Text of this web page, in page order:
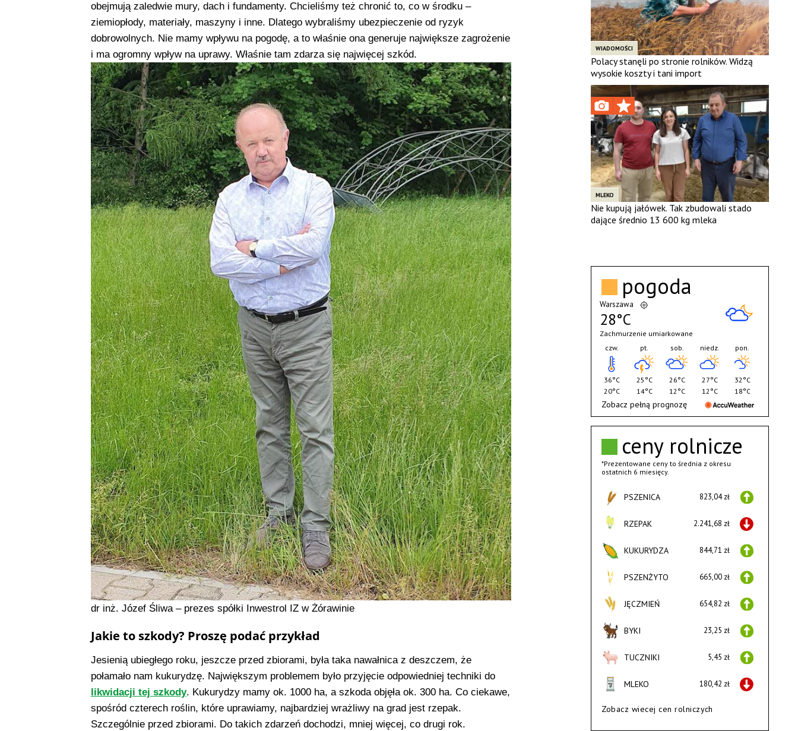
obejmują zaledwie mury, dach i fundamenty. Chcieliśmy też chronić to, co w środku –
ziemiopłody, materiały, maszyny i inne. Dlatego wybraliśmy ubezpieczenie od ryzyk
dobrowolnych. Nie mamy wpływu na pogodę, a to właśnie ona generuje największe zagrożenie
i ma ogromny wpływ na uprawy. Właśnie tam zdarza się najwięcej szkód.
dr inż. Józef Śliwa – prezes spółki Inwestrol IZ w Żórawinie
Jakie to szkody? Proszę podać przykład
Jesienią ubiegłego roku, jeszcze przed zbiorami, była taka nawałnica z deszczem, że
połamało nam kukurydzę. Największym problemem było przyjęcie odpowiedniej techniki do
likwidacji tej szkody. Kukurydzy mamy ok. 1000 ha, a szkoda objęła ok. 300 ha. Co ciekawe,
spośród czterech roślin, które uprawiamy, najbardziej wrażliwy na grad jest rzepak.
Szczególnie przed zbiorami. Do takich zdarzeń dochodzi, mniej więcej, co drugi rok.
WIADOMOŚCI
Polacy stanęli po stronie rolników. Widzą
wysokie koszty i tani import
MLEKO
Nie kupują jałówek. Tak zbudowali stado
dające średnio 13 600 kg mleka
ceny rolnicze
*Prezentowane ceny to średnia z okresu
ostatnich 6 miesięcy.
PSZENICA 823,04 zł
RZEPAK 2.241,68 zł
KUKURYDZA 844,71 zł
PSZENŻYTO 665,00 zł
JĘCZMIEŃ 654,82 zł
BYKI 23,25 zł
TUCZNIKI 5,45 zł
MLEKO 180,42 zł
Zobacz wiecej cen rolniczych
pogoda
Warszawa
28°C
Zachmurzenie umiarkowane
czw.
36°C
20°C
pt.
25°C
14°C
sob.
26°C
12°C
niedz.
27°C
12°C
pon.
32°C
18°C
Zobacz pełną prognozę